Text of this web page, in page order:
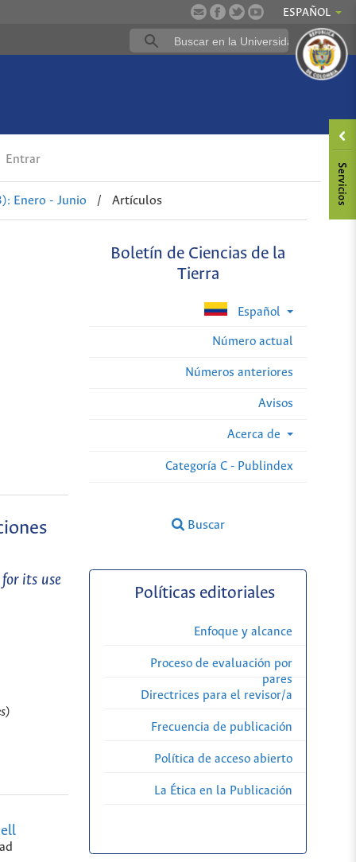
ESPAÑOL
Entrar
Enero - Junio / Artículos
Boletín de Ciencias de la
Tierra
Español
Número actual
Números anteriores
Avisos
Acerca de
Categoría C - Publindex
Buscar
its use
Políticas editoriales
Enfoque y alcance
Proceso de evaluación por
pares
Directrices para el revisor/a
Frecuencia de publicación
Política de acceso abierto
La Ética en la Publicación